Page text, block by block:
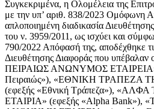
Συγκεκριμένα, η Ολομέλεια της
με την υπ’ αριθ. 838/2023 Ομόφωνη
απλοποιημένη διαδικασία
του ν. 3959/2011, ως ισχύει και
790/2022 Απόφασή της, αποδέχθηκε
Διευθέτησης Διαφοράς που
ΠΕΙΡΑΙΩΣ ΑΝΩΝΥΜΟΣ ΕΤΑΙΡΕΙΑ»
Πειραιώς»), «ΕΘΝΙΚΗ ΤΡΑΠΕΖΑ
(εφεξής «Εθνική Τράπεζα»),
ΕΤΑΙΡΙΑ» (εφεξής «Alpha